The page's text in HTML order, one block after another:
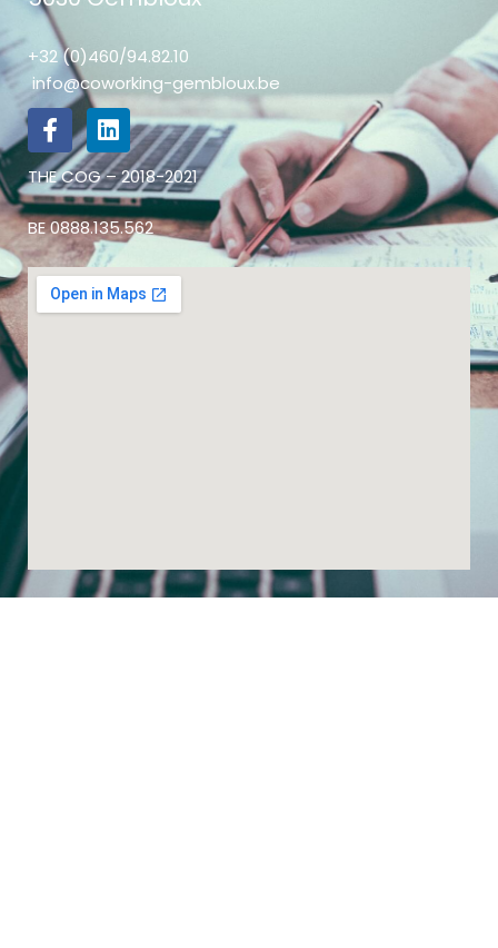
+32 (0)460/94.82.10
info@coworking-gembloux.be
THE COG – 2018-2021
BE 0888.135.562